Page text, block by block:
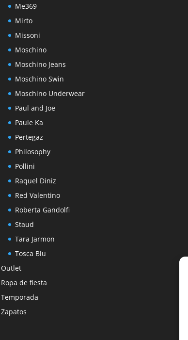
Me369
Mirto
Missoni
Moschino
Moschino Jeans
Moschino Swin
Moschino Underwear
Paul and Joe
Paule Ka
Pertegaz
Philosophy
Pollini
Raquel Diniz
Red Valentino
Roberta Gandolfi
Staud
Tara Jarmon
Tosca Blu
Outlet
Ropa de fiesta
Temporada
Zapatos